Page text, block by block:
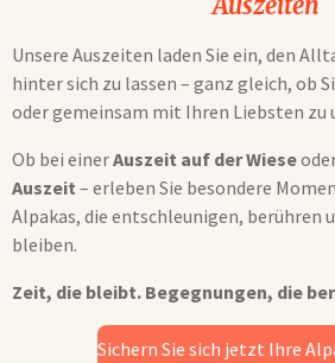
Unsere Auszeiten laden Sie ein, den
hinter sich zu lassen – ganz gleich, ob
oder gemeinsam mit Ihren Liebsten zu
Ob bei einerAuszeit auf der Wiese
Auszeit – erleben Sie besondere
Alpakas, die entschleunigen, berühren
bleiben.
Zeit, die bleibt. Begegnungen, die
Sichern Sie sich jetzt Ihre